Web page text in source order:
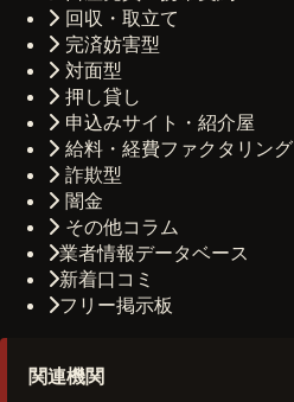
回収・取立て
完済妨害型
対面型
押し貸し
申込みサイト・紹介屋
給料・経費ファクタリング
詐欺型
闇金
その他コラム
業者情報データベース
新着口コミ
フリー掲示板
関連機関